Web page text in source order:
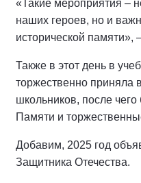
«Такие мероприятия –
наших героев, но и
исторической памяти»,
Также в этот день в
торжественно приняла
школьников, после
Памяти и
Добавим, 2025 год
Защитника Отечества.